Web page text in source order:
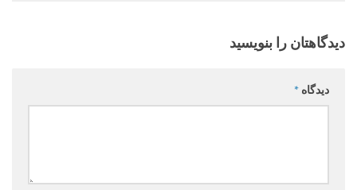
دیدگاهتان را بنویسید
دیدگاه *